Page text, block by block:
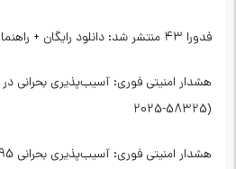
فدورا ۴۳ منتشر شد: دانلود رایگان + راهنمای نصب
2025-58325)